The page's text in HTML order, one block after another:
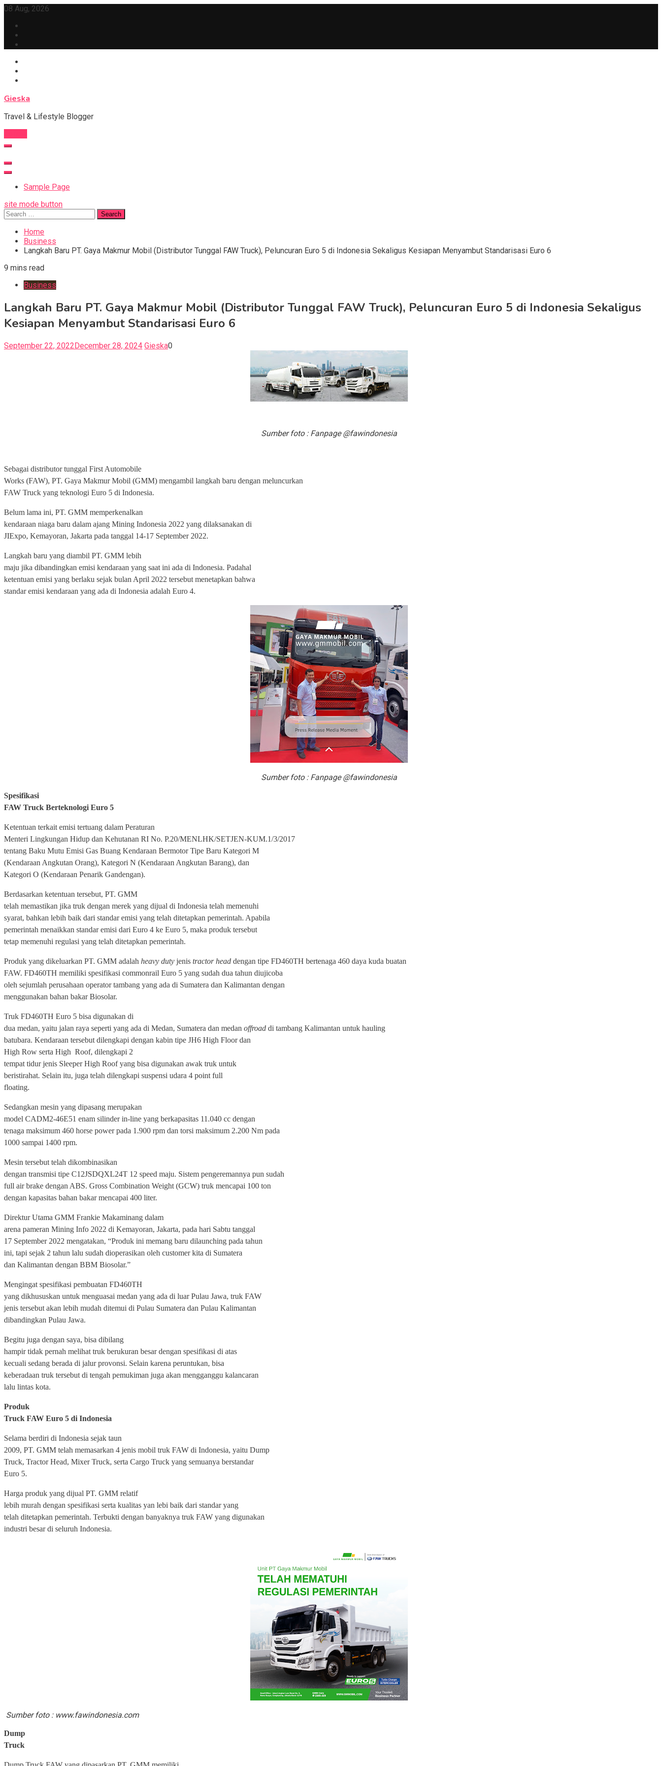
Skip
content
08 Aug, 2026
Gieska
Travel & Lifestyle Blogger
Sample Page
site mode button
Search
for:
Home
Business
Langkah Baru PT. Gaya Makmur Mobil (Distributor Tunggal FAW Truck), Peluncuran Euro 5 di Indonesia Sekaligus Kesiapan Menyambut Standarisasi Euro 6
9 mins read
Business
Langkah Baru PT. Gaya Makmur Mobil (Distributor Tunggal FAW Truck), Peluncuran Euro 5 di Indonesia Sekaligus
Kesiapan Menyambut Standarisasi Euro 6
September 22, 2022December 28, 2024 Gieska0
Sumber foto : Fanpage @fawindonesia
Sebagai distributor tunggal First Automobile
Works (FAW), PT. Gaya Makmur Mobil (GMM) mengambil langkah baru dengan meluncurkan
FAW Truck yang teknologi Euro 5 di Indonesia.
Belum lama ini, PT. GMM memperkenalkan
kendaraan niaga baru dalam ajang Mining Indonesia 2022 yang dilaksanakan di
JIExpo, Kemayoran, Jakarta pada tanggal 14-17 September 2022.
Langkah baru yang diambil PT. GMM lebih
maju jika dibandingkan emisi kendaraan yang saat ini ada di Indonesia. Padahal
ketentuan emisi yang berlaku sejak bulan April 2022 tersebut menetapkan bahwa
standar emisi kendaraan yang ada di Indonesia adalah Euro 4.
Sumber foto : Fanpage @fawindonesia
Spesifikasi
FAW Truck Berteknologi Euro 5
Ketentuan terkait emisi tertuang dalam Peraturan
Menteri Lingkungan Hidup dan Kehutanan RI No. P.20/MENLHK/SETJEN-KUM.1/3/2017
tentang Baku Mutu Emisi Gas Buang Kendaraan Bermotor Tipe Baru Kategori M
(Kendaraan Angkutan Orang), Kategori N (Kendaraan Angkutan Barang), dan
Kategori O (Kendaraan Penarik Gandengan).
Berdasarkan ketentuan tersebut, PT. GMM
telah memastikan jika truk dengan merek yang dijual di Indonesia telah memenuhi
syarat, bahkan lebih baik dari standar emisi yang telah ditetapkan pemerintah. Apabila
pemerintah menaikkan standar emisi dari Euro 4 ke Euro 5, maka produk tersebut
tetap memenuhi regulasi yang telah ditetapkan pemerintah.
Produk yang dikeluarkan PT. GMM adalah heavy duty jenis tractor head dengan tipe FD460TH bertenaga 460 daya kuda buatan
FAW. FD460TH memiliki spesifikasi commonrail Euro 5 yang sudah dua tahun diujicoba
oleh sejumlah perusahaan operator tambang yang ada di Sumatera dan Kalimantan dengan
menggunakan bahan bakar Biosolar.
Truk FD460TH Euro 5 bisa digunakan di
dua medan, yaitu jalan raya seperti yang ada di Medan, Sumatera dan medan offroad di tambang Kalimantan untuk hauling
batubara. Kendaraan tersebut dilengkapi dengan kabin tipe JH6 High Floor dan
High Row serta High Roof, dilengkapi 2
tempat tidur jenis Sleeper High Roof yang bisa digunakan awak truk untuk
beristirahat. Selain itu, juga telah dilengkapi suspensi udara 4 point full
floating.
Sedangkan mesin yang dipasang merupakan
model CADM2-46E51 enam silinder in-line yang berkapasitas 11.040 cc dengan
tenaga maksimum 460 horse power pada 1.900 rpm dan torsi maksimum 2.200 Nm pada
1000 sampai 1400 rpm.
Mesin tersebut telah dikombinasikan
dengan transmisi tipe C12JSDQXL24T 12 speed maju. Sistem pengeremannya pun sudah
full air brake dengan ABS. Gross Combination Weight (GCW) truk mencapai 100 ton
dengan kapasitas bahan bakar mencapai 400 liter.
Direktur Utama GMM Frankie Makaminang dalam
arena pameran Mining Info 2022 di Kemayoran, Jakarta, pada hari Sabtu tanggal
17 September 2022 mengatakan, “Produk ini memang baru dilaunching pada tahun
ini, tapi sejak 2 tahun lalu sudah dioperasikan oleh customer kita di Sumatera
dan Kalimantan dengan BBM Biosolar.”
Mengingat spesifikasi pembuatan FD460TH
yang dikhususkan untuk menguasai medan yang ada di luar Pulau Jawa, truk FAW
jenis tersebut akan lebih mudah ditemui di Pulau Sumatera dan Pulau Kalimantan
dibandingkan Pulau Jawa.
Begitu juga dengan saya, bisa dibilang
hampir tidak pernah melihat truk berukuran besar dengan spesifikasi di atas
kecuali sedang berada di jalur provonsi. Selain karena peruntukan, bisa
keberadaan truk tersebut di tengah pemukiman juga akan mengganggu kalancaran
lalu lintas kota.
Produk
Truck FAW Euro 5 di Indonesia
Selama berdiri di Indonesia sejak taun
2009, PT. GMM telah memasarkan 4 jenis mobil truk FAW di Indonesia, yaitu Dump
Truck, Tractor Head, Mixer Truck, serta Cargo Truck yang semuanya berstandar
Euro 5.
Harga produk yang dijual PT. GMM relatif
lebih murah dengan spesifikasi serta kualitas yan lebi baik dari standar yang
telah ditetapkan pemerintah. Terbukti dengan banyaknya truk FAW yang digunakan
industri besar di seluruh Indonesia.
Sumber foto : www.fawindonesia.com
Dump
Truck